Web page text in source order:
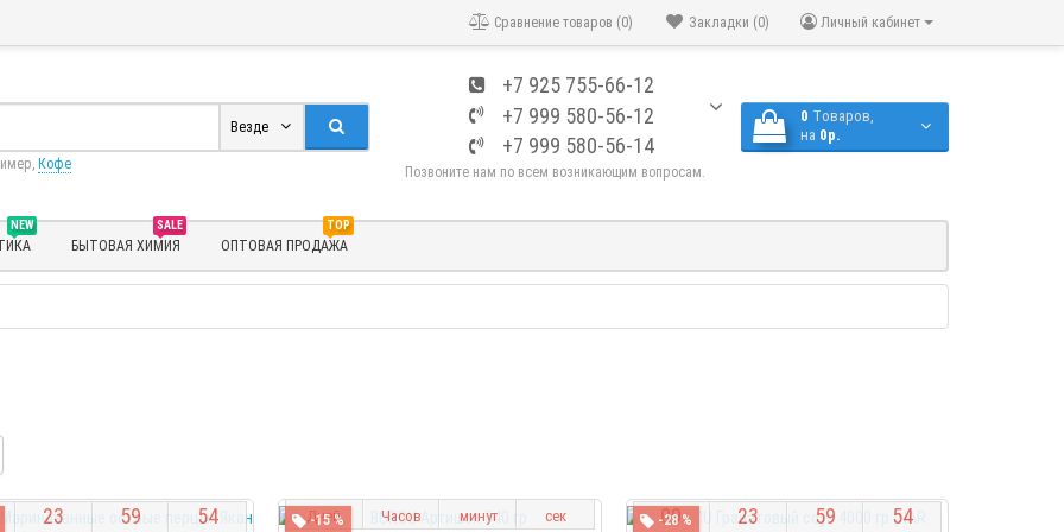
Личный кабинет
Закладки (0)
Сравнение товаров (0)
+7 925 755-66-12
+7 999 580-56-12
+7 999 580-56-14
Позвоните нам по всем возникающим вопросам.
0 Tоваров,
на 0р.
Везде
Кофе
NEW SALE
БЫТОВАЯ ХИМИЯ
TOP
ОПТОВАЯ ПРОДАЖА
23 59 53 -15 %
Дней Часов минут сек -28 %
09 23 59 53